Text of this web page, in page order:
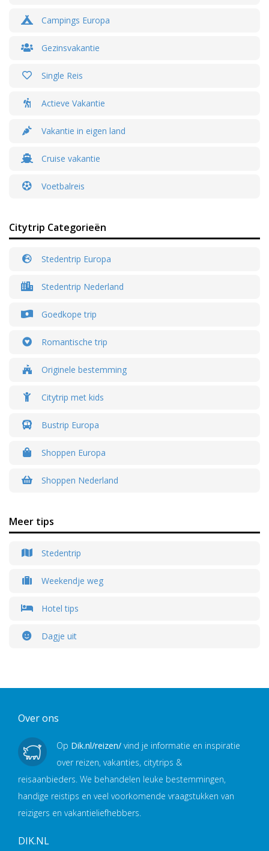
Campings Europa
Gezinsvakantie
Single Reis
Actieve Vakantie
Vakantie in eigen land
Cruise vakantie
Voetbalreis
Citytrip Categorieën
Stedentrip Europa
Stedentrip Nederland
Goedkope trip
Romantische trip
Originele bestemming
Citytrip met kids
Bustrip Europa
Shoppen Europa
Shoppen Nederland
Meer tips
Stedentrip
Weekendje weg
Hotel tips
Dagje uit
Over ons
Op Dik.nl/reizen/ vind je informatie en inspiratie
over reizen, vakanties, citytrips &
reisaanbieders. We behandelen leuke bestemmingen,
handige reistips en veel voorkomende vraagstukken van
reizigers en vakantieliefhebbers.
DIK.NL